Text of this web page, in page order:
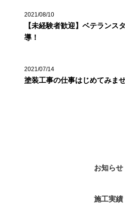
2021/08/10
【未経験者歓迎】ベテランス
導！
2021/07/14
塗装工事の仕事はじめてみま
お知らせ
施工実績